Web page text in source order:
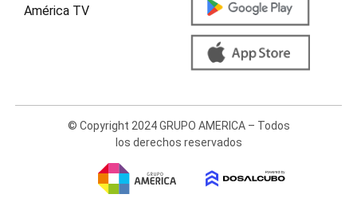
América TV
© Copyright 2024 GRUPO AMERICA – Todos
los derechos reservados